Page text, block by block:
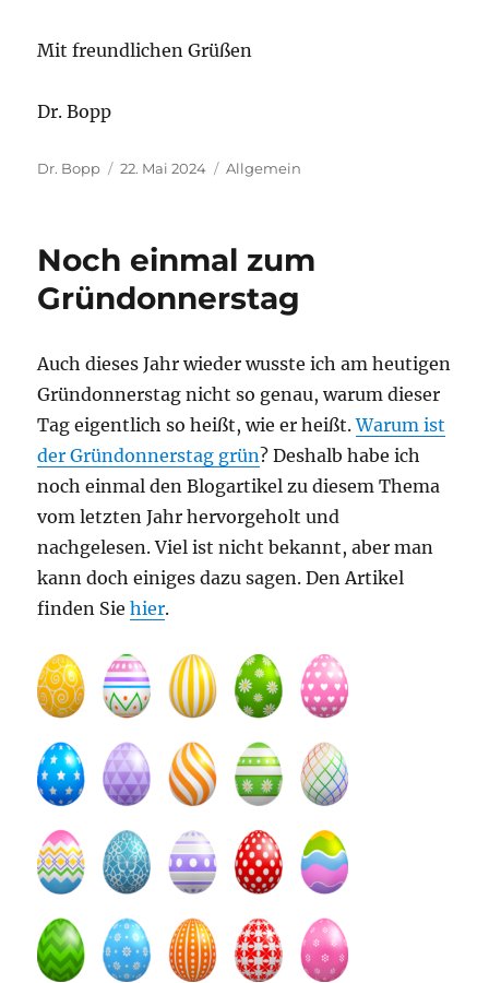
Mit freundlichen Grüßen
Dr. Bopp
Autor
Dr. Bopp
Veröffentlicht
22. Mai 2024 Kategorien
Allgemein
Noch einmal zum
Gründonnerstag
Auch dieses Jahr wieder wusste ich am heutigen
Gründonnerstag nicht so genau, warum dieser
Tag eigentlich so heißt, wie er heißt.Warum ist
der Gründonnerstag grün? Deshalb habe ich
noch einmal den Blogartikel zu diesem Thema
vom letzten Jahr hervorgeholt und
nachgelesen. Viel ist nicht bekannt, aber man
kann doch einiges dazu sagen. Den Artikel
finden Siehier.